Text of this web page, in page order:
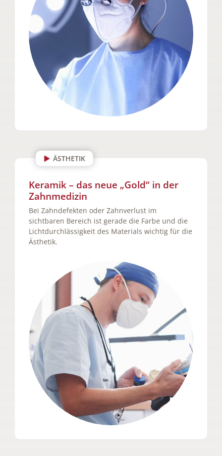
ÄSTHETIK
Keramik – das neue „Gold“ in der
Zahnmedizin
Bei Zahndefekten oder Zahnverlust im
sichtbaren Bereich ist gerade die Farbe und die
Lichtdurchlässigkeit des Materials wichtig für die
Ästhetik.